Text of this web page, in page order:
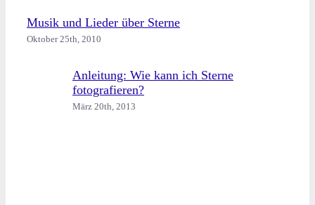
Musik und Lieder über Sterne
Oktober 25th, 2010
Anleitung: Wie kann ich Sterne
fotografieren?
März 20th, 2013